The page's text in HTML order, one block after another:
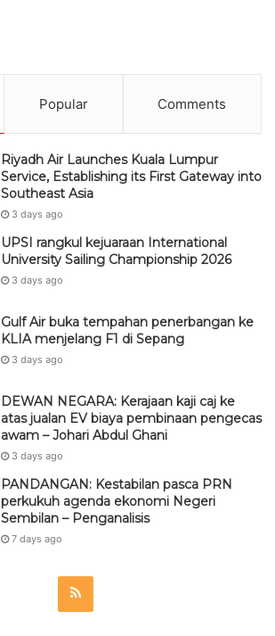
Popular Comments
Riyadh Air Launches Kuala Lumpur
Service, Establishing its First Gateway into
Southeast Asia
3 days ago
UPSI rangkul kejuaraan International
University Sailing Championship 2026
3 days ago
Gulf Air buka tempahan penerbangan ke
KLIA menjelang F1 di Sepang
3 days ago
DEWAN NEGARA: Kerajaan kaji caj ke
atas jualan EV biaya pembinaan pengecas
awam – Johari Abdul Ghani
3 days ago
PANDANGAN: Kestabilan pasca PRN
perkukuh agenda ekonomi Negeri
Sembilan – Penganalisis
7 days ago